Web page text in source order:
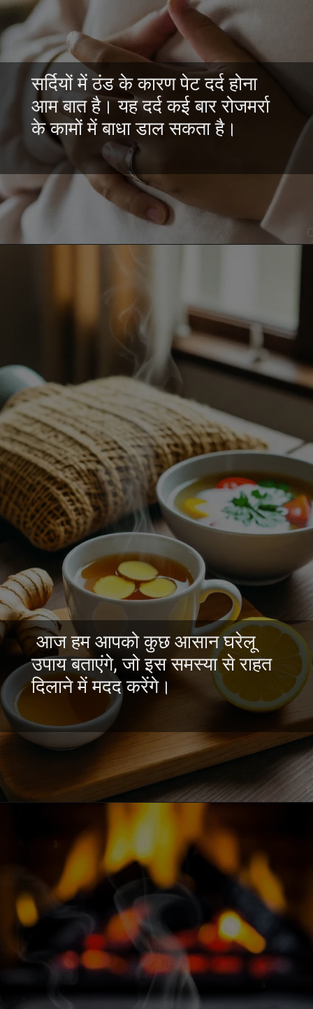
सर्दियों में ठंड के कारण पेट दर्द होना
आम बात है। यह दर्द कई बार रोजमर्रा
के कामों में बाधा डाल सकता है।
आज हम आपको कुछ आसान घरेलू
उपाय बताएंगे, जो इस समस्या से राहत